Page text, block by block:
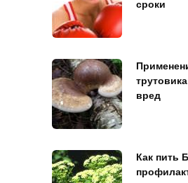
сроки
вред
Как пить